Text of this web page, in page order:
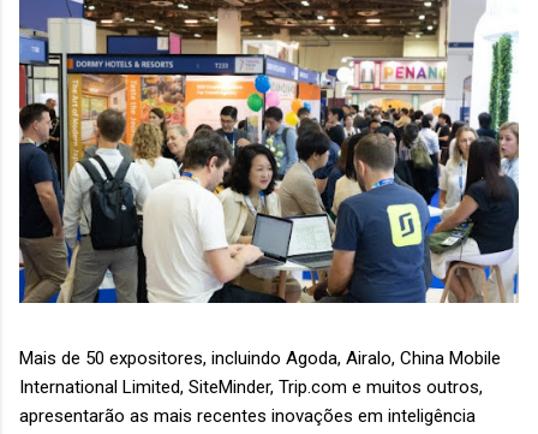
Mais de 50 expositores, incluindo Agoda, Airalo, China Mobile
International Limited, SiteMinder, Trip.com e muitos outros,
apresentarão as mais recentes inovações em inteligência